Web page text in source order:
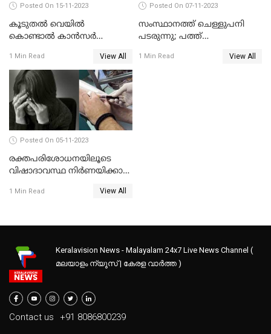
Posted On 15-11-2023
കൂടുതൽ വെയിൽ
കൊണ്ടാൽ കാൻസർ
1 Min Read View All
Posted On 07-11-2023
സംസ്ഥാനത്ത് ചെള്ളുപനി
പടരുന്നു; പത്ത്
മരണം
1 Min Read View All
Posted On 05-11-2023
രക്തപരിശോധനയിലൂടെ
വിഷാദാവസ്ഥ നിര്‍ണയിക്കാന്‍
1 Min Read View All
Keralavision News - Malayalam 24x7 Live News Channel (
മലയാളം ന്യൂസ് | കേരള വാർത്ത )
Contact us +91 8086800239